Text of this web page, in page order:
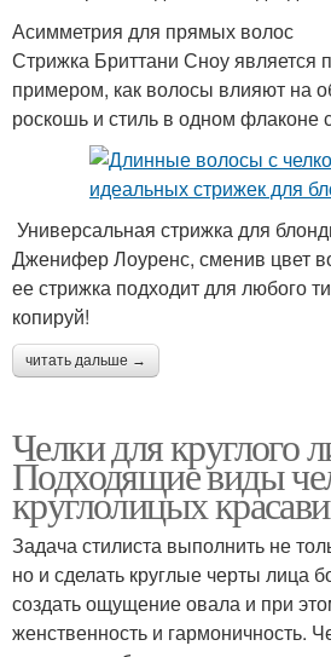
Асимметрия для прямых волос
Стрижка Бриттани Сноу является
примером, как волосы влияют на
роскошь и стиль в одном флаконе
Универсальная стрижка для
Дженифер Лоуренс, сменив цвет
ее стрижка подходит для любого
копируй!
читать дальше →
Челки для круглого
Подходящие виды
круглолицых
Задача стилиста выполнить не
но и сделать круглые черты лица
создать ощущение овала и при
женственность и гармоничность.